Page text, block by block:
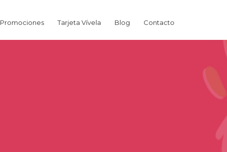
Promociones Tarjeta Vívela Blog Contacto